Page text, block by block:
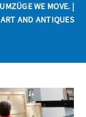
WE MOVE. |
AND ANTIQUES